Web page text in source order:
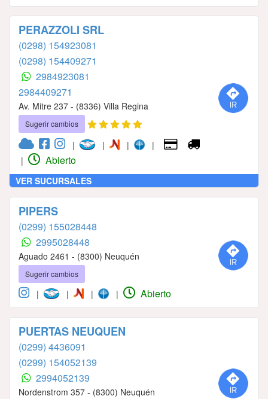
PERAZZOLI SRL
(0298) 154923081
(0298) 154409271
2984923081
2984409271
Av. Mitre 237 - (8336) Villa Regina
Sugerir cambios
| | |
|
|
Abierto
VER SUCURSALES
PIPERS
(0299) 155028448
2995028448
Aguado 2461 - (8300) Neuquén
Sugerir cambios
| | | | Abierto
PUERTAS NEUQUEN
(0299) 4436091
(0299) 154052139
2994052139
Nordenstrom 357 - (8300) Neuquén